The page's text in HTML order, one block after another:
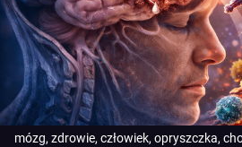
mózg, zdrowie, człowiek, opryszczka,